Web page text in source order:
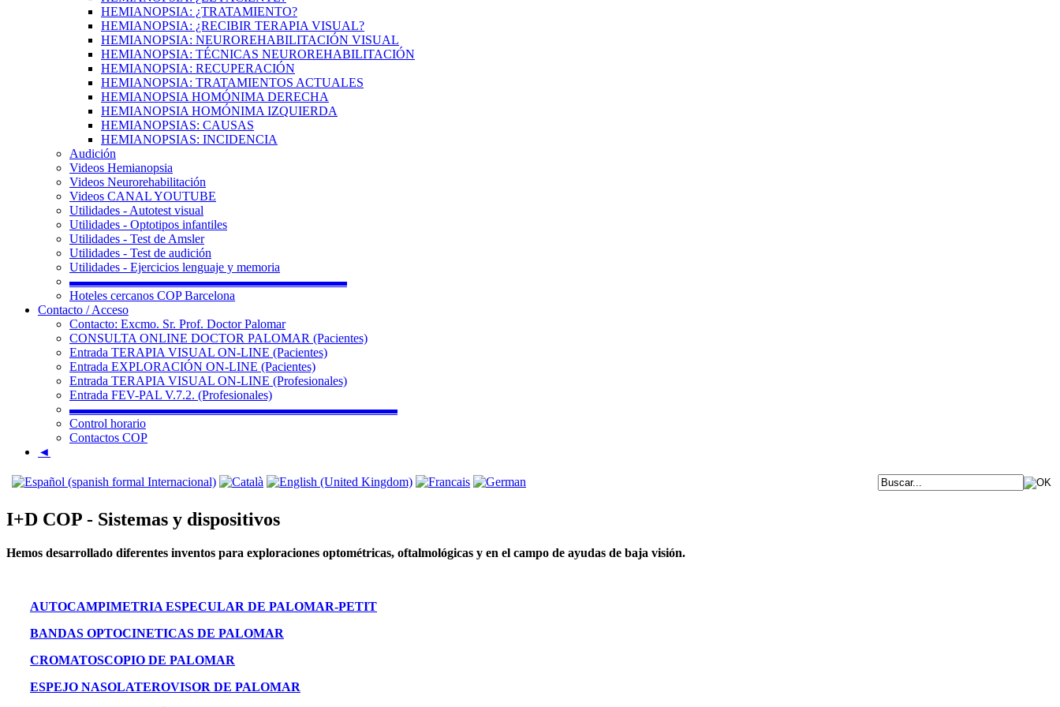
HEMIANOPSIA: ¿TRATAMIENTO?
HEMIANOPSIA: ¿RECIBIR TERAPIA VISUAL?
HEMIANOPSIA: NEUROREHABILITACIÓN VISUAL
HEMIANOPSIA: TÉCNICAS NEUROREHABILITACIÓN
HEMIANOPSIA: RECUPERACIÓN
HEMIANOPSIA: TRATAMIENTOS ACTUALES
HEMIANOPSIA HOMÓNIMA DERECHA
HEMIANOPSIA HOMÓNIMA IZQUIERDA
HEMIANOPSIAS: CAUSAS
HEMIANOPSIAS: INCIDENCIA
Audición
Videos Hemianopsia
Videos Neurorehabilitación
Videos CANAL YOUTUBE
Utilidades - Autotest visual
Utilidades - Optotipos infantiles
Utilidades - Test de Amsler
Utilidades - Test de audición
Utilidades - Ejercicios lenguaje y memoria
▬▬▬▬▬▬▬▬▬▬▬▬▬▬▬▬▬▬▬▬▬▬
Hoteles cercanos COP Barcelona
Contacto / Acceso
Contacto: Excmo. Sr. Prof. Doctor Palomar
CONSULTA ONLINE DOCTOR PALOMAR (Pacientes)
Entrada TERAPIA VISUAL ON-LINE (Pacientes)
Entrada EXPLORACIÓN ON-LINE (Pacientes)
Entrada TERAPIA VISUAL ON-LINE (Profesionales)
Entrada FEV-PAL V.7.2. (Profesionales)
▬▬▬▬▬▬▬▬▬▬▬▬▬▬▬▬▬▬▬▬▬▬▬▬▬▬
Control horario
Contactos COP
◄
I+D COP - Sistemas y dispositivos
Hemos desarrollado diferentes inventos para exploraciones optométricas, oftalmológicas y en el campo de ayudas de baja visión.
AUTOCAMPIMETRIA ESPECULAR DE PALOMAR-PETIT
BANDAS OPTOCINETICAS DE PALOMAR
CROMATOSCOPIO DE PALOMAR
ESPEJO NASOLATEROVISOR DE PALOMAR